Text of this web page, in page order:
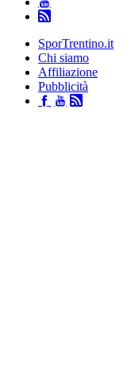
SporTrentino.it
Chi siamo
Affiliazione
Pubblicità